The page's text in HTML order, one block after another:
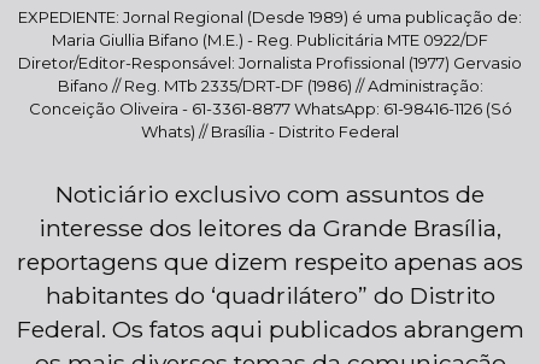
EXPEDIENTE: Jornal Regional (Desde 1989) é uma publicação de:
Maria Giullia Bifano (M.E.) - Reg. Publicitária MTE 0922/DF
Diretor/Editor-Responsável: Jornalista Profissional (1977) Gervasio
Bifano // Reg. MTb 2335/DRT-DF (1986) // Administração:
Conceição Oliveira - 61-3361-8877 WhatsApp: 61-98416-1126 (Só
Whats) // Brasília - Distrito Federal
Noticiário exclusivo com assuntos de
interesse dos leitores da Grande Brasília,
reportagens que dizem respeito apenas aos
habitantes do ‘quadrilátero” do Distrito
Federal. Os fatos aqui publicados abrangem